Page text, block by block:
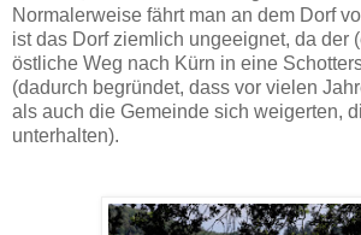
Normalerweise fährt man an dem Dorf
ist das Dorf ziemlich ungeeignet, da der
östliche Weg nach Kürn in eine
(dadurch begründet, dass vor vielen
als auch die Gemeinde sich weigerten,
unterhalten).